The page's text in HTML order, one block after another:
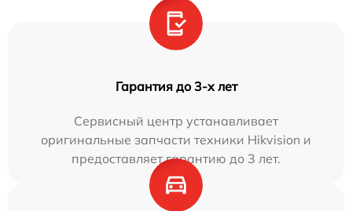
Гарантия до 3-х лет
Сервисный центр устанавливает
оригинальные запчасти техники Hikvision и
предоставляет гарантию до 3 лет.